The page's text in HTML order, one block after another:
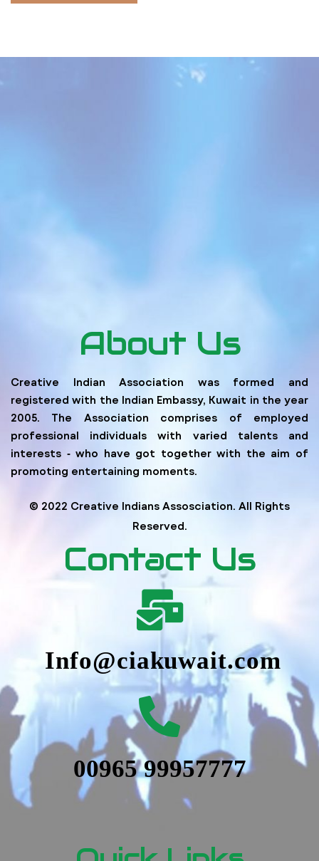
About Us
Creative Indian Association was formed and
registered with the Indian Embassy, Kuwait in the year
2005. The Association comprises of employed
professional individuals with varied talents and
interests ‐ who have got together with the aim of
promoting entertaining moments.
© 2022 Creative Indians Assosciation. All Rights
Reserved.
Contact Us
Info@ciakuwait.com
00965 99957777